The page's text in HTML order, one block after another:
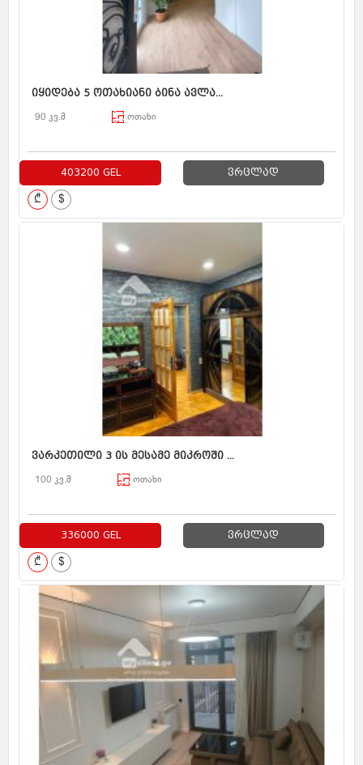
იყიდება 5 ოთახიანი ბინა ავლა...
90 კვ.მ ოთახი
403200 GEL ვრცლად
₾ $
ვარკეთილი 3 ის მესამე მიკროში ...
100 კვ.მ ოთახი
336000 GEL ვრცლად
₾ $